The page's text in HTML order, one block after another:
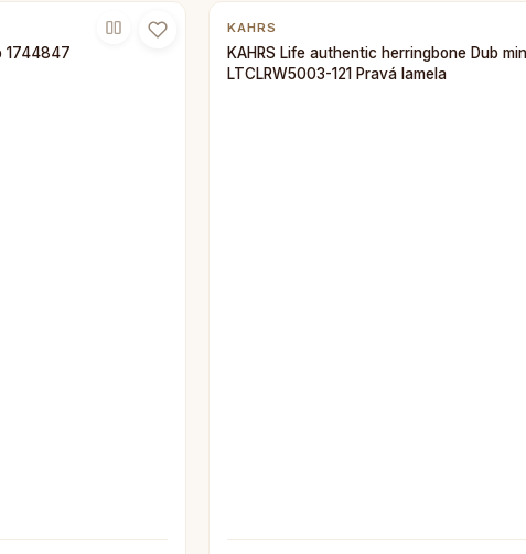
1744847
KAHRS
KAHRS Life authentic herringbone Dub
LTCLRW5003-121 Pravá lamela